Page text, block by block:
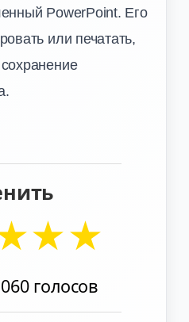
PowerPoint. Его
или печатать,
★★
голосов